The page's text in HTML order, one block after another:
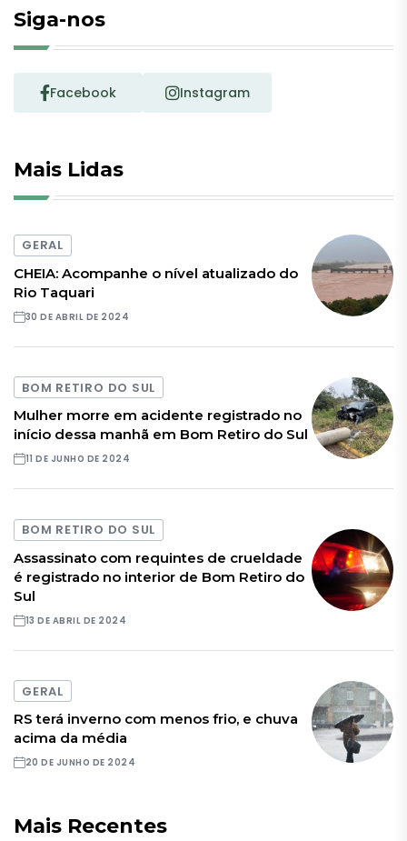
Siga-nos
Facebook Instagram
Mais Lidas
GERAL
CHEIA: Acompanhe o nível atualizado do
Rio Taquari
30 DE ABRIL DE 2024
BOM RETIRO DO SUL
Mulher morre em acidente registrado no
início dessa manhã em Bom Retiro do Sul
11 DE JUNHO DE 2024
BOM RETIRO DO SUL
Assassinato com requintes de crueldade
é registrado no interior de Bom Retiro do
Sul
13 DE ABRIL DE 2024
GERAL
RS terá inverno com menos frio, e chuva
acima da média
20 DE JUNHO DE 2024
Mais Recentes